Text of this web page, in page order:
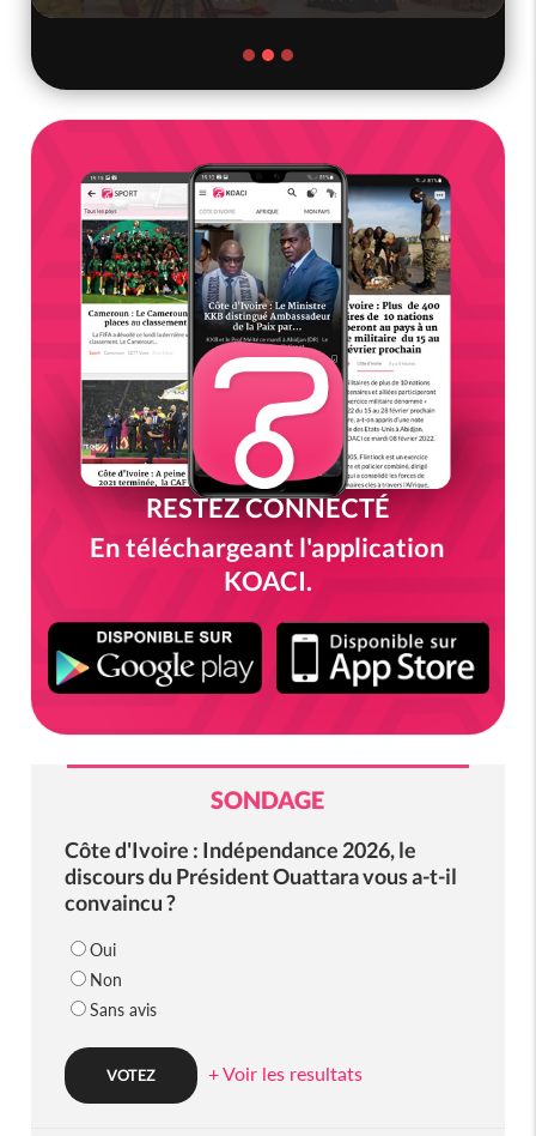
RESTEZ CONNECTÉ
En téléchargeant l'application
KOACI.
SONDAGE
Côte d'Ivoire : Indépendance 2026, le
discours du Président Ouattara vous a-t-il
convaincu ?
Oui
Non
Sans avis
+ Voir les resultats